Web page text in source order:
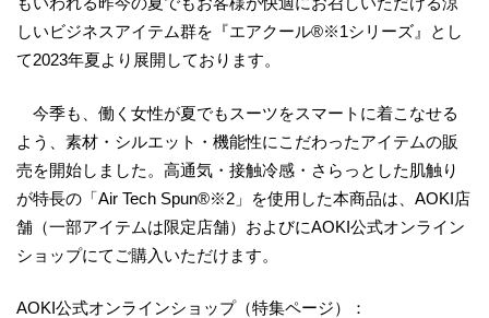
しいビジネスアイテム群を『エアクール®※1シリーズ』とし
て2023年夏より展開しております。
今季も、働く女性が夏でもスーツをスマートに着こなせる
よう、素材・シルエット・機能性にこだわったアイテムの販
売を開始しました。高通気・接触冷感・さらっとした肌触り
が特長の「Air Tech Spun®※2」を使用した本商品は、AOKI店
舗（一部アイテムは限定店舗）およびにAOKI公式オンライン
ショップにてご購入いただけます。
AOKI公式オンラインショップ（特集ページ）：